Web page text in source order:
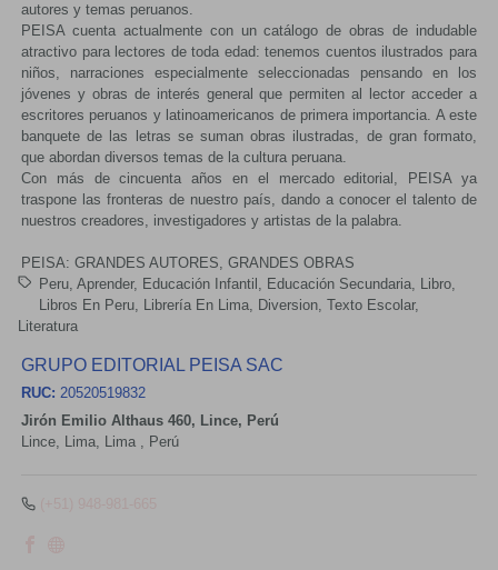
autores y temas peruanos.
PEISA cuenta actualmente con un catálogo de obras de indudable
atractivo para lectores de toda edad: tenemos cuentos ilustrados para
niños, narraciones especialmente seleccionadas pensando en los
jóvenes y obras de interés general que permiten al lector acceder a
escritores peruanos y latinoamericanos de primera importancia. A este
banquete de las letras se suman obras ilustradas, de gran formato,
que abordan diversos temas de la cultura peruana.
Con más de cincuenta años en el mercado editorial, PEISA ya
traspone las fronteras de nuestro país, dando a conocer el talento de
nuestros creadores, investigadores y artistas de la palabra.
PEISA: GRANDES AUTORES, GRANDES OBRAS
Peru Aprender Educación Infantil Educación Secundaria
Libro
Libros En Peru
Librería En Lima Diversion Texto Escolar
Literatura
GRUPO EDITORIAL PEISA SAC
RUC: 20520519832
Jirón Emilio Althaus 460, Lince, Perú
Lince, Lima, Lima , Perú